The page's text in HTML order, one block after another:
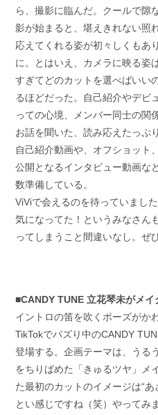
ら、撮影に臨んだ。クールで隙
影が始まると、堪えきれない照
応えてくれる姿が初々しくもあ
に。とはいえ、カメラに映る姿
すぎてどのカットを選べばいい
るほどだった。自己紹介やデビ
っての心境、メンバー同士の関
お話を聞いた、読み応えたっぷ
自己紹介動画や、オフショット
公開となるインタビュー動画な
数準備している。
ViViで会えるのを待っていまし
気になってた！というみなさん
ってしまうこと間違いなし。ぜ
■CANDY TUNE 立花琴未がメイ
イントロの笛を吹くポーズがか
TikTokでバズり中のCANDY
登場する。企画テーマは、うる
をちりばめた「きゅるツヤ」メ
た最初のカットのイメージは“
とい感じですね（笑）やってみ